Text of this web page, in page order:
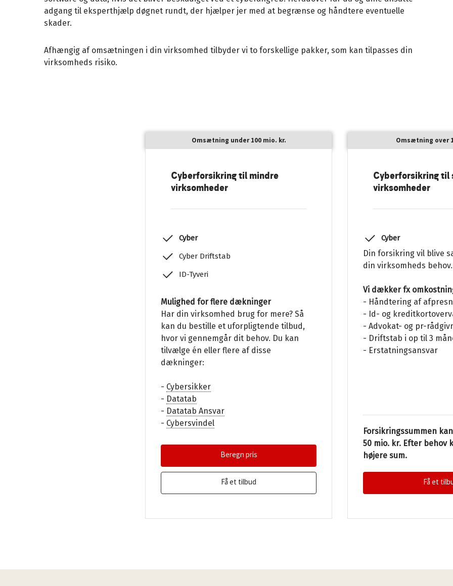
adgang til eksperthjælp døgnet rundt, der hjælper jer med at begrænse og håndtere eventuelle
skader.
Afhængig af omsætningen i din virksomhed tilbyder vi to forskellige pakker, som kan tilpasses din
virksomheds risiko.
Omsætning under 100 mio. kr.
Cyberforsikring til mindre
virksomheder
Cyber
Cyber Driftstab
ID-Tyveri
Mulighed for flere dækninger
Har din virksomhed brug for mere? Så
kan du bestille et uforpligtende tilbud,
hvor vi gennemgår dit behov. Du kan
tilvælge én eller flere af disse
dækninger:
- Cybersikker
- Datatab
- Datatab Ansvar
- Cybersvindel
Beregn pris
Få et tilbud
Omsætning over
Cyberforsikring til
virksomheder
Cyber
Din forsikring vil blive
din virksomheds behov.
Vi dækker fx
- Håndtering af
- Id- og
- Advokat- og pr-
- Driftstab i op til 3
- Erstatningsansvar
Forsikringssummen
50 mio. kr. Efter behov
højere sum.
Få et